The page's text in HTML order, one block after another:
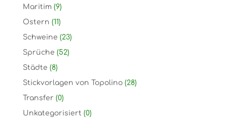
Maritim (9)
Ostern (11)
Schweine (23)
Sprüche (52)
Städte (8)
Stickvorlagen von Topolino (28)
Transfer (0)
Unkategorisiert (0)